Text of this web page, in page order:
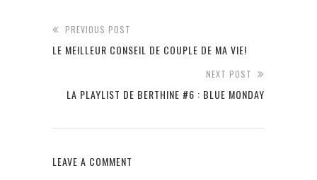
PREVIOUS POST
LE MEILLEUR CONSEIL DE COUPLE DE MA VIE!
NEXT POST
LA PLAYLIST DE BERTHINE #6 : BLUE MONDAY
LEAVE A COMMENT